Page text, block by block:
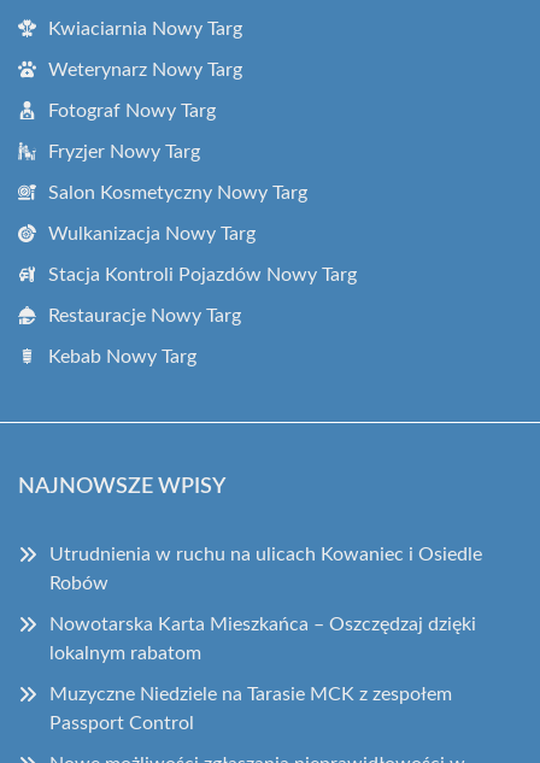
Kwiaciarnia Nowy Targ
Weterynarz Nowy Targ
Fotograf Nowy Targ
Fryzjer Nowy Targ
Salon Kosmetyczny Nowy Targ
Wulkanizacja Nowy Targ
Stacja Kontroli Pojazdów Nowy Targ
Restauracje Nowy Targ
Kebab Nowy Targ
NAJNOWSZE WPISY
Utrudnienia w ruchu na ulicach Kowaniec i Osiedle
Robów
Nowotarska Karta Mieszkańca – Oszczędzaj dzięki
lokalnym rabatom
Muzyczne Niedziele na Tarasie MCK z zespołem
Passport Control